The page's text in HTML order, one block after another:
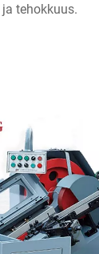
tehokkuus.